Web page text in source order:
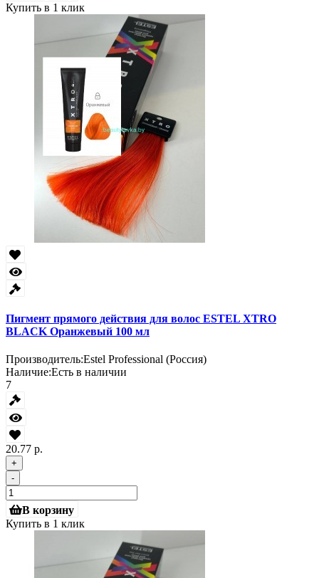
Купить в 1 клик
Пигмент прямого действия для волос ESTEL XTRO
BLACK Оранжевый 100 мл
Производитель:Estel Professional (Россия)
Наличие:Есть в наличии
7
20.77 р.
+
-
В корзину
Купить в 1 клик